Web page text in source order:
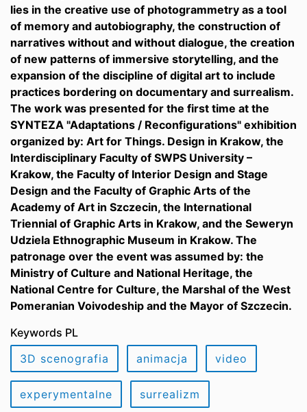
lies in the creative use of photogrammetry as a tool
of memory and autobiography, the construction of
narratives without and without dialogue, the creation
of new patterns of immersive storytelling, and the
expansion of the discipline of digital art to include
practices bordering on documentary and surrealism.
The work was presented for the first time at the
SYNTEZA "Adaptations / Reconfigurations" exhibition
organized by: Art for Things. Design in Krakow, the
Interdisciplinary Faculty of SWPS University –
Krakow, the Faculty of Interior Design and Stage
Design and the Faculty of Graphic Arts of the
Academy of Art in Szczecin, the International
Triennial of Graphic Arts in Krakow, and the Seweryn
Udziela Ethnographic Museum in Krakow. The
patronage over the event was assumed by: the
Ministry of Culture and National Heritage, the
National Centre for Culture, the Marshal of the West
Pomeranian Voivodeship and the Mayor of Szczecin.
Keywords PL
3D scenografia
animacja video
experymentalne surrealizm